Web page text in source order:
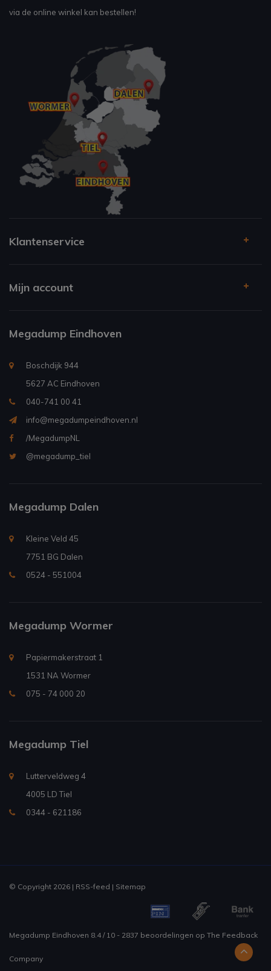
via de online winkel kan bestellen!
Klantenservice
Mijn account
Megadump Eindhoven
Boschdijk 944
5627 AC Eindhoven
040-741 00 41
info@megadumpeindhoven.nl
/MegadumpNL
@megadump_tiel
Megadump Dalen
Kleine Veld 45
7751 BG Dalen
0524 - 551004
Megadump Wormer
Papiermakerstraat 1
1531 NA Wormer
075 - 74 000 20
Megadump Tiel
Lutterveldweg 4
4005 LD Tiel
0344 - 621186
© Copyright 2026 | RSS-feed | Sitemap
Megadump Eindhoven 8.4/ 10 - 2837 beoordelingen op The Feedback
Company